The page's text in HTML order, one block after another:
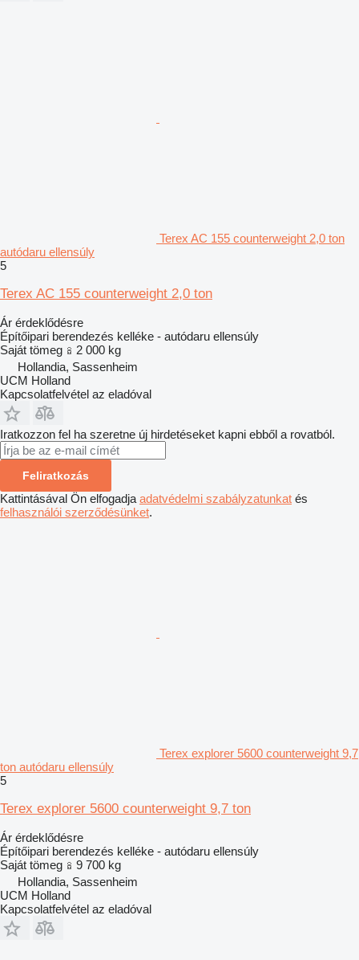
Terex AC 155 counterweight 2,0 ton
autódaru ellensúly
5
Terex AC 155 counterweight 2,0 ton
Ár érdeklődésre
Építőipari berendezés kelléke - autódaru ellensúly
Saját tömeg
2 000 kg
Hollandia, Sassenheim
UCM Holland
Kapcsolatfelvétel az eladóval
Iratkozzon fel ha szeretne új hirdetéseket kapni ebből a rovatból.
Feliratkozás
Kattintásával Ön elfogadja adatvédelmi szabályzatunkat és
felhasználói szerződésünket.
Terex explorer 5600 counterweight 9,7
ton autódaru ellensúly
5
Terex explorer 5600 counterweight 9,7 ton
Ár érdeklődésre
Építőipari berendezés kelléke - autódaru ellensúly
Saját tömeg
9 700 kg
Hollandia, Sassenheim
UCM Holland
Kapcsolatfelvétel az eladóval